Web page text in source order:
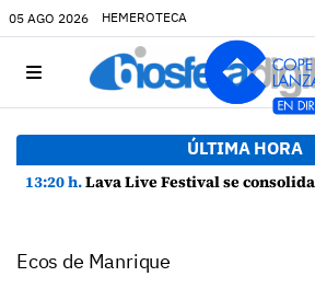
05 AGO 2026 HEMEROTECA
ÚLTIMA HORA
13:20 h.Lava Live Festival se consolida como atractivo turístico y agente
Ecos de Manrique